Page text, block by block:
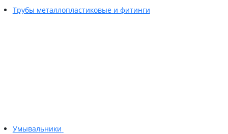
Трубы металлопластиковые и фитинги
Умывальники